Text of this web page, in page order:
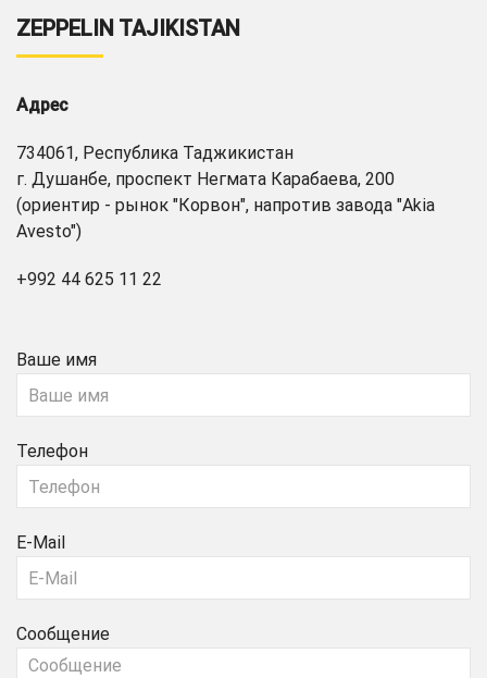
ZEPPELIN TAJIKISTAN
Адрес
734061, Республика Таджикистан
г. Душанбе, проспект Негмата Карабаева, 200
(ориентир - рынок "Корвон", напротив завода "Akia
Avesto")
+992 44 625 11 22
Ваше имя
Телефон
E-Mail
Сообщение